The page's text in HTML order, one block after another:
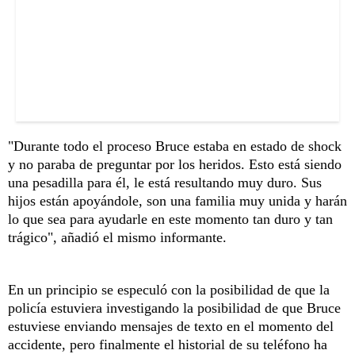
"Durante todo el proceso Bruce estaba en estado de shock
y no paraba de preguntar por los heridos. Esto está siendo
una pesadilla para él, le está resultando muy duro. Sus
hijos están apoyándole, son una familia muy unida y harán
lo que sea para ayudarle en este momento tan duro y tan
trágico", añadió el mismo informante.
En un principio se especuló con la posibilidad de que la
policía estuviera investigando la posibilidad de que Bruce
estuviese enviando mensajes de texto en el momento del
accidente, pero finalmente el historial de su teléfono ha